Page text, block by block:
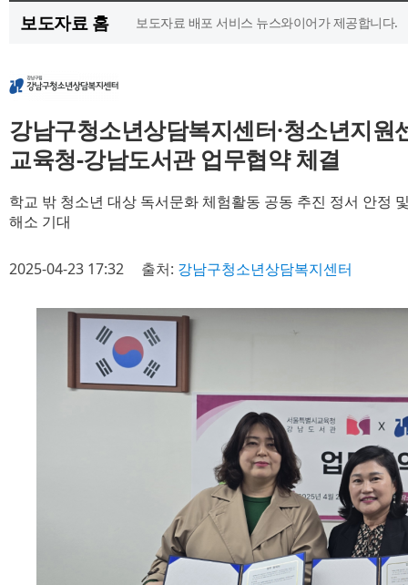
보도자료 홈 보도자료 배포 서비스 뉴스와이어가 제공합니다.
강남구청소년상담복지센터·청소년지원
교육청-강남도서관 업무협약 체결
학교 밖 청소년 대상 독서문화 체험활동 공동 추진 정서 안정
해소 기대
2025-04-23 17:32 출처: 강남구청소년상담복지센터